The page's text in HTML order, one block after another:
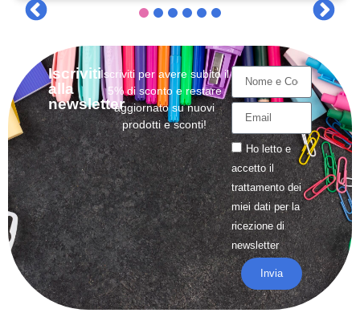
Iscriviti
alla
newsletter
Iscriviti per avere subito il
5% di sconto e restare
aggiornato su nuovi
prodotti e sconti!
Ho letto e
accetto il
trattamentodei
miei dati per la
ricezione di
newsletter
Invia